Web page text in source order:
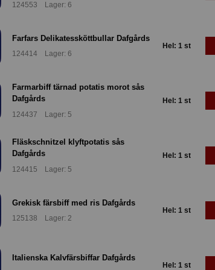
124553 Lager: 6
Farfars Delikatessköttbullar Dafgårds
124414 Lager: 6
Hel: 1 st
Farmarbiff tärnad potatis morot sås
Dafgårds
124437 Lager: 5
Hel: 1 st
Fläskschnitzel klyftpotatis sås
Dafgårds
124415 Lager: 5
Hel: 1 st
Grekisk färsbiff med ris Dafgårds
125138 Lager: 2
Hel: 1 st
Italienska Kalvfärsbiffar Dafgårds
Hel: 1 st